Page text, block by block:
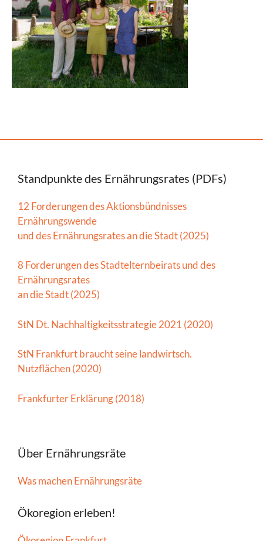
Standpunkte des Ernährungsrates (PDFs)
12 Forderungen des Aktionsbündnisses
Ernährungswende
und des Ernährungsrates an die Stadt (2025)
8 Forderungen des Stadtelternbeirats und des
Ernährungsrates
an die Stadt (2025)
StN Dt. Nachhaltigkeitsstrategie 2021 (2020)
StN Frankfurt braucht seine landwirtsch.
Nutzflächen (2020)
Frankfurter Erklärung (2018)
Über Ernährungsräte
Was machen Ernährungsräte
Ökoregion erleben!